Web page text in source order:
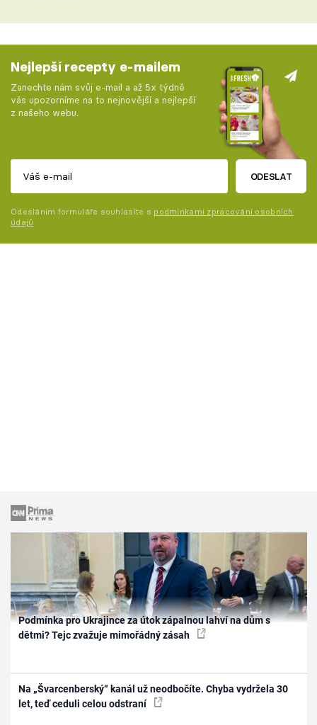
Nejlepší recepty e-mailem
Zanechte nám svůj e-mail a až 5x týdně
vás upozorníme na to nejnovější a nejlepší
z našeho webu.
ODESLAT
Odesláním formuláře souhlasíte s podmínkami zpracování osobních
údajů
Podmínka pro Ukrajince za útok zápalnou lahví na dům s
dětmi? Tejc zvažuje mimořádný zásah
Na „Švarcenberský“ kanál už neodbočíte. Chyba vydržela 30
let, teď ceduli celou odstraní